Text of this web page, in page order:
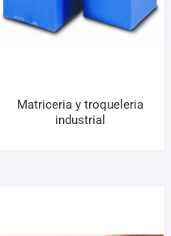
Matriceria y troqueleria
industrial